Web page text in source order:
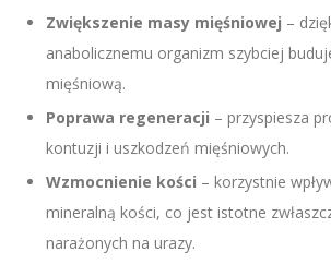
Zwiększenie masy mięśniowej –
anabolicznemu organizm szybciej
mięśniową.
Poprawa regeneracji – przyspiesza
kontuzji i uszkodzeń mięśniowych.
Wzmocnienie kości – korzystnie
mineralną kości, co jest istotne
narażonych na urazy.